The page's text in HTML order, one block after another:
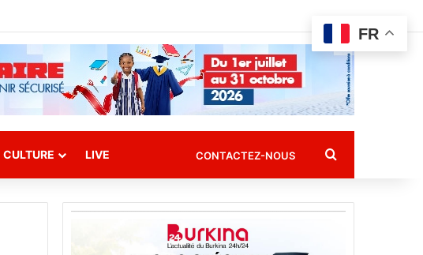
CULTURE LIVE CONTACTEZ-NOUS Rechercher
FR